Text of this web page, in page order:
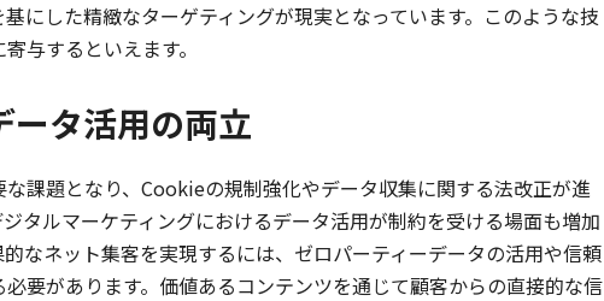
にした精緻なターゲティングが現実となっています。このような技
与するといえます。
ータ活用の両立
課題となり、Cookieの規制強化やデータ収集に関する法改正が進
タルマーケティングにおけるデータ活用が制約を受ける場面も増加
なネット集客を実現するには、ゼロパーティーデータの活用や信頼
要があります。価値あるコンテンツを通じて顧客からの直接的な信